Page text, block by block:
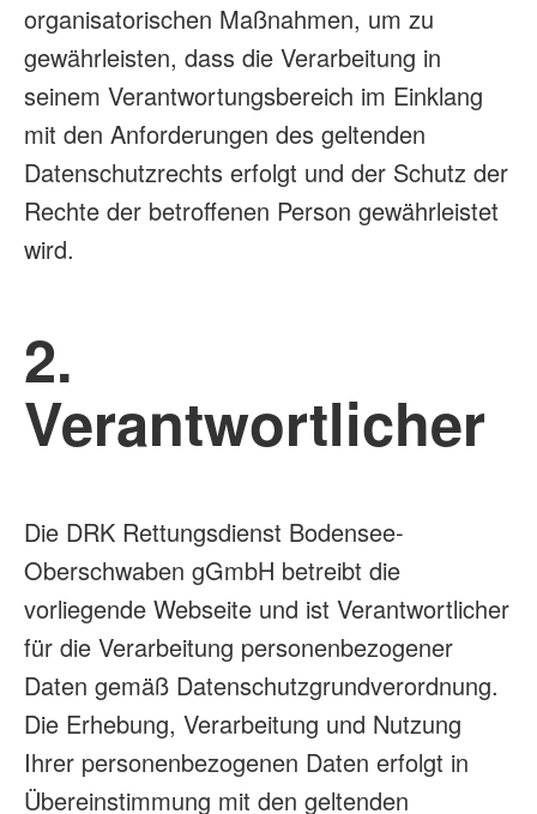
organisatorischen Maßnahmen, um zu
gewährleisten, dass die Verarbeitung in
seinem Verantwortungsbereich im Einklang
mit den Anforderungen des geltenden
Datenschutzrechts erfolgt und der Schutz der
Rechte der betroffenen Person gewährleistet
wird.
2.
Verantwortlicher
Die DRK Rettungsdienst Bodensee-
Oberschwaben gGmbH betreibt die
vorliegende Webseite und ist Verantwortlicher
für die Verarbeitung personenbezogener
Daten gemäß Datenschutzgrundverordnung.
Die Erhebung, Verarbeitung und Nutzung
Ihrer personenbezogenen Daten erfolgt in
Übereinstimmung mit den geltenden